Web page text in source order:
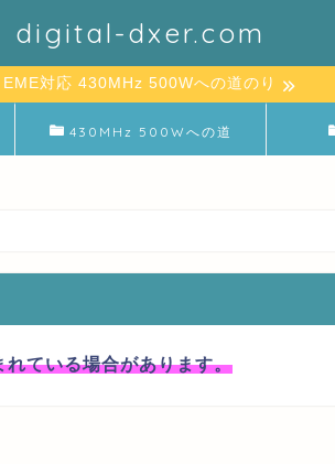
digital-dxer.com
EME対応 430MHz 500Wへの道のり
430MHz 500Wへの道
ている場合があります。